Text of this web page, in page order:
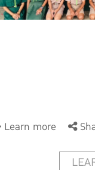
Learn more